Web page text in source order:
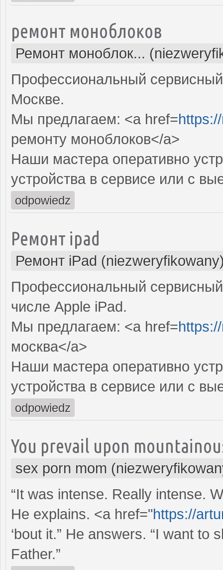
ремонт моноблоков
Ремонт моноблок...
Профессиональный
Москве.
Мы предлагаем: <a href=
ремонту моноблоков</a>
Наши мастера оперативно
устройства в сервисе или с
odpowiedz
Ремонт ipad
Ремонт iPad
Профессиональный
числе Apple iPad.
Мы предлагаем: <a href=
москва</a>
Наши мастера оперативно
устройства в сервисе или с
odpowiedz
You prevail upon
sex porn mom
“It was intense. Really intense.
He explains. <a href="https://
‘bout it.” He answers. “I want
Father.”